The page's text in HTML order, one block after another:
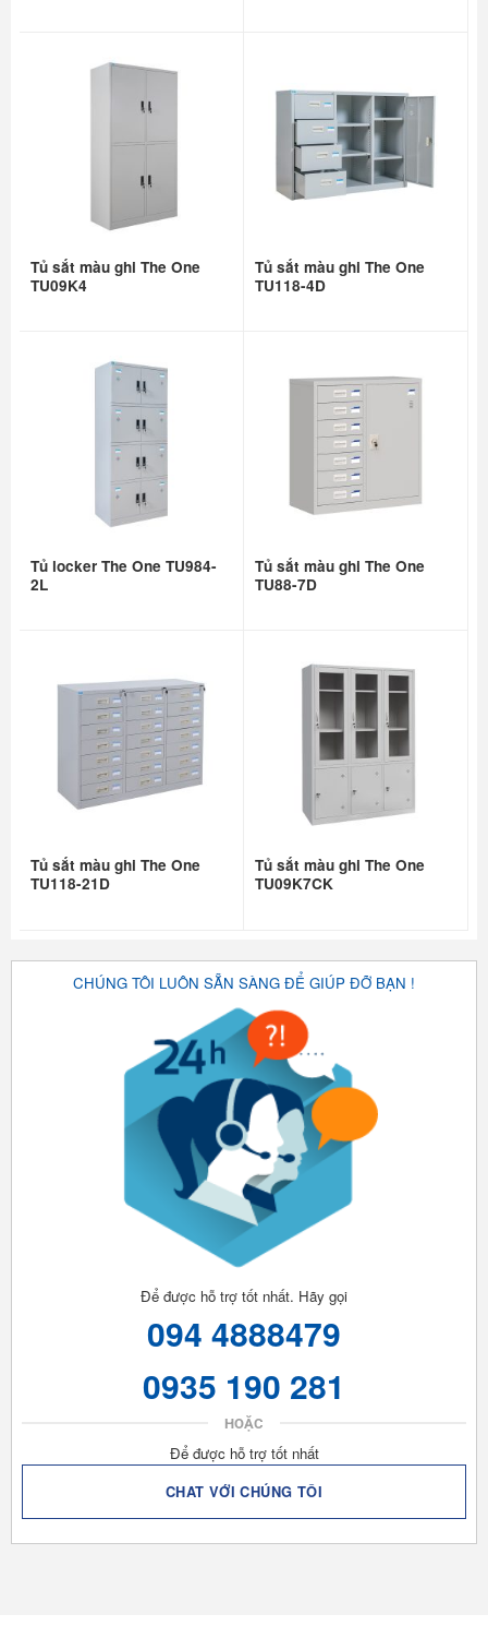
Tủ sắt màu ghi The One
TU09K4
Tủ sắt màu ghi The One
TU118-4D
Tủ locker The One TU984-
2L
Tủ sắt màu ghi The One
TU88-7D
Tủ sắt màu ghi The One
TU118-21D
Tủ sắt màu ghi The One
TU09K7CK
CHÚNG TÔI LUÔN SẴN SÀNG ĐỂ GIÚP ĐỠ BẠN !
Để được hỗ trợ tốt nhất. Hãy gọi
094 4888479
0935 190 281
HOẶC
Để được hỗ trợ tốt nhất
CHAT VỚI CHÚNG TÔI